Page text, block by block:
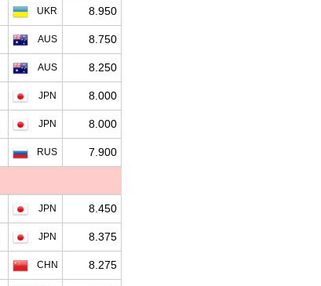
UKR 8.950
AUS 8.750
AUS 8.250
JPN 8.000
JPN 8.000
RUS 7.900
JPN 8.450
JPN 8.375
CHN 8.275